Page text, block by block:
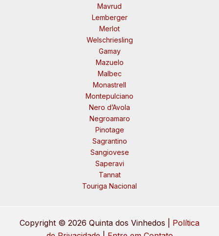
Mavrud
Lemberger
Merlot
Welschriesling
Gamay
Mazuelo
Malbec
Monastrell
Montepulciano
Nero d’Avola
Negroamaro
Pinotage
Sagrantino
Sangiovese
Saperavi
Tannat
Touriga Nacional
Copyright © 2026 Quinta dos Vinhedos | Política